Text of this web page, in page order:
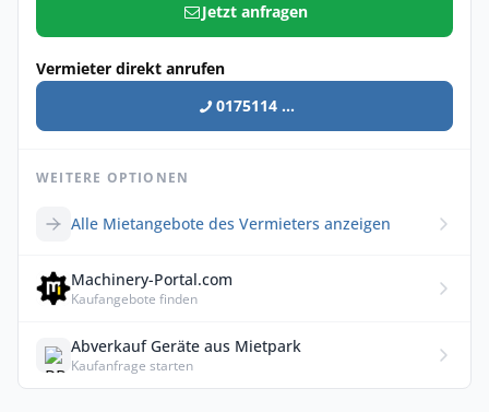
Jetzt anfragen
Vermieter direkt anrufen
0175114 ...
WEITERE OPTIONEN
Alle Mietangebote des Vermieters anzeigen
Machinery-Portal.com
Kaufangebote finden
Abverkauf Geräte aus Mietpark
Kaufanfrage starten